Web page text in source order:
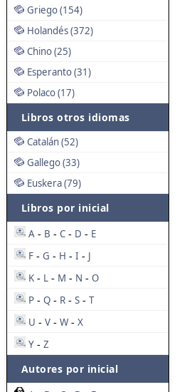
Griego (154)
Holandés (372)
Chino (25)
Esperanto (31)
Polaco (17)
Libros otros idiomas
Catalán (52)
Gallego (33)
Euskera (79)
Libros por inicial
A - B - C - D - E
F - G - H - I - J
K - L - M - N - O
P - Q - R - S - T
U - V - W - X
Y - Z
Autores por inicial